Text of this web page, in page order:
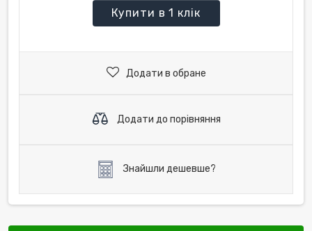
Купити в 1 клік
Додати в обране
Додати до порівняння
Знайшли дешевше?